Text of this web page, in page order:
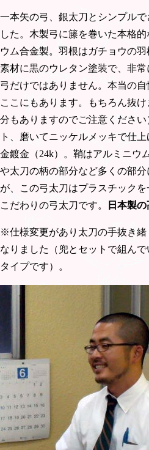
一本矢の弓、銀太刀とシンプル
した。木製弓に籐を巻いた本格
ウム合金製。羽根はガチョウの
素材に黒のウレタン塗装で、非常
弓だけではありません。本当の
ここにもあります。もちろん抜
分もありますのでご注意くださ
ト、磨いてニッケルメッキで仕
金鍍金（24k）。鞘はアルミニウ
や太刀の柄の部分など多くの部
が、この弓太刀はプラスチック
こだわりの弓太刀です。
日本製
※仕様変更があり太刀の手抜き緒
なりました（兜とセットで組ん
タイプです）。